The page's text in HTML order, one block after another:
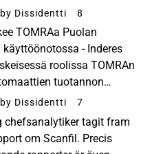
inom
Scanfil, som
för
by Dissidentti 8
TOMRAa Puolan
- Inderes
roolissa TOMRAn
tuotannon
Puolan
(DRS).Scanfil Oyj
klo 14....
by Dissidentti 7
chefsanalytiker tagit fram
om Scanfil. Precis